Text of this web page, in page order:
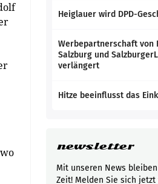
Heiglauer wird DPD-
Werbepartnerschaft von
Salzburg und
verlängert
Hitze beeinflusst das
newsletter
Mit unseren News
Zeit! Melden Sie sich